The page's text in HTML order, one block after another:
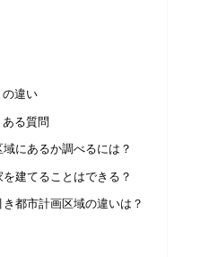
の違い
る質問
にあるか調べるには？
建てることはできる？
都市計画区域の違いは？